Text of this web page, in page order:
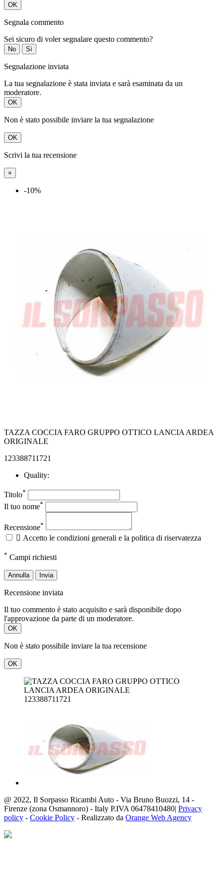
OK
Segnala commento
Sei sicuro di voler segnalare questo commento?
No Sì
Segnalazione inviata
La tua segnalazione è stata inviata e sarà esaminata da un
moderatore.
OK
Non è stato possibile inviare la tua segnalazione
OK
Scrivi la tua recensione
×
-10%
TAZZA COCCIA FARO GRUPPO OTTICO LANCIA ARDEA
ORIGINALE
123388711721
Quality:
Titolo*
Il tuo nome*
Recensione*
 Accetto le condizioni generali e la politica di riservatezza
* Campi richiesti
Annulla Invia
Recensione inviata
Il tuo commento è stato acquisito e sarà disponibile dopo
l'approvazione da parte di un moderatore.
OK
Non è stato possibile inviare la tua recensione
OK
123388711721
@ 2022, Il Sorpasso Ricambi Auto - Via Bruno Buozzi, 14 -
Firenze (zona Osmannoro) - Italy P.IVA 06478410480| Privacy
policy - Cookie Policy - Realizzato da Orange Web Agency